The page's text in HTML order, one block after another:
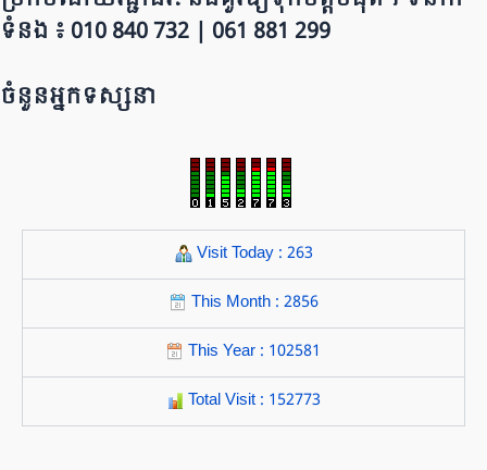
ទំនង ៖ 010 840 732 | 0​​​​​61 881 299
ចំនួនអ្នកទស្សនា
Visit Today : 263
This Month : 2856
This Year : 102581
Total Visit : 152773